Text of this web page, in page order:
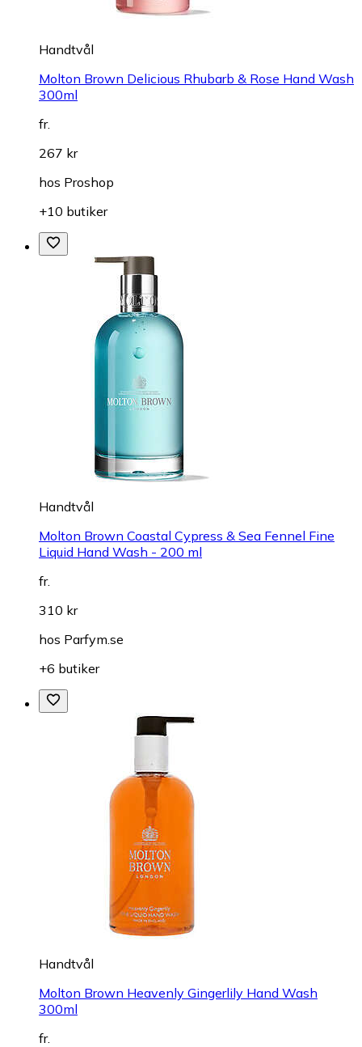
Handtvål
Molton Brown Delicious Rhubarb & Rose Hand Wash
300ml
fr.
267 kr
hos Proshop
+10 butiker
Handtvål
Molton Brown Coastal Cypress & Sea Fennel Fine
Liquid Hand Wash - 200 ml
fr.
310 kr
hos Parfym.se
+6 butiker
Handtvål
Molton Brown Heavenly Gingerlily Hand Wash
300ml
fr.